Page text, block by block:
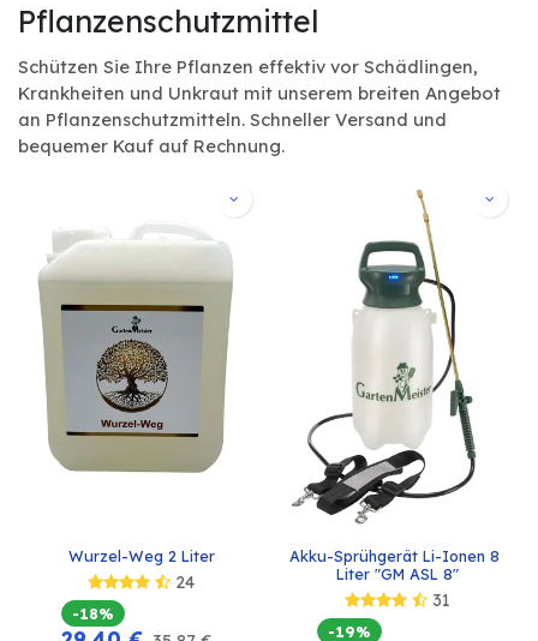
Pflanzenschutzmittel
Schützen Sie Ihre Pflanzen effektiv vor Schädlingen,
Krankheiten und Unkraut mit unserem breiten Angebot
an Pflanzenschutzmitteln. Schneller Versand und
bequemer Kauf auf Rechnung.
Wurzel-Weg 2 Liter
24
-18%
Akku-Sprühgerät Li-Ionen 8
Liter "GM ASL 8"
31
-19%